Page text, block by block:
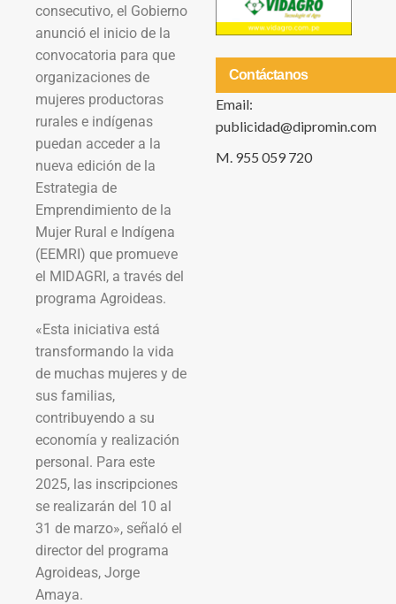
consecutivo, el Gobierno
anunció el inicio de la
convocatoria para que
organizaciones de
mujeres productoras
rurales e indígenas
puedan acceder a la
nueva edición de la
Estrategia de
Emprendimiento de la
Mujer Rural e Indígena
(EEMRI) que promueve
el MIDAGRI, a través del
programa Agroideas.
«Esta iniciativa está
transformando la vida
de muchas mujeres y de
sus familias,
contribuyendo a su
economía y realización
personal. Para este
2025, las inscripciones
se realizarán del 10 al
31 de marzo», señaló el
director del programa
Agroideas, Jorge
Amaya.
Contáctanos
Email:
publicidad@dipromin.com
M. 955 059 720